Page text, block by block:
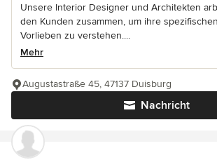
Unsere Interior Designer und Architekten
den Kunden zusammen, um ihre
Vorlieben zu verstehen....
Mehr
Nachricht
Augustastraße 45, 47137 Duisburg